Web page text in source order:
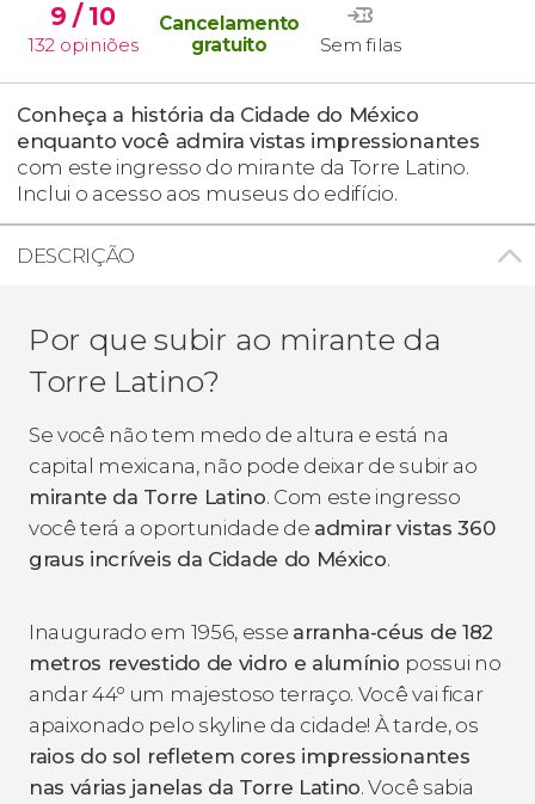
9 / 10
132 opiniões Sem filas
Cancelamento
gratuito
Conheça a história da Cidade do México
enquanto você admira vistas impressionantes
com este ingresso do mirante da Torre Latino.
Inclui o acesso aos museus do edifício.
DESCRIÇÃO
Por que subir ao mirante da
Torre Latino?
Se você não tem medo de altura e está na
capital mexicana, não pode deixar de subir ao
mirante da Torre Latino. Com este ingresso
você terá a oportunidade de admirar vistas 360
graus incríveis da Cidade do México.
Inaugurado em 1956, esse arranha-céus de 182
metros revestido de vidro e alumínio possui no
andar 44º um majestoso terraço. Você vai ficar
apaixonado pelo skyline da cidade! À tarde, os
raios do sol refletem cores impressionantes
nas várias janelas da Torre Latino. Você sabia